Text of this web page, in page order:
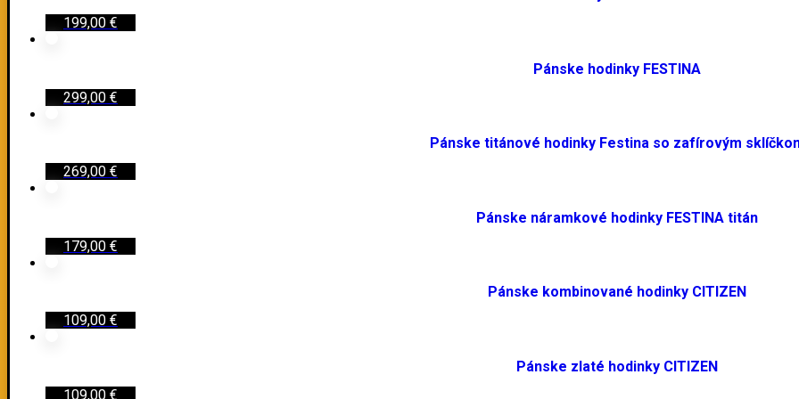
199,00 €
Pánske hodinky FESTINA
299,00 €
Pánske titánové hodinky Festina so zafírovým
269,00 €
Pánske náramkové hodinky FESTINA titán
179,00 €
Pánske kombinované hodinky CITIZEN
109,00 €
Pánske zlaté hodinky CITIZEN
109,00 €